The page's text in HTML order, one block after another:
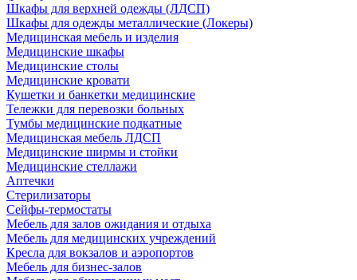
Шкафы для верхней одежды (ЛДСП)
Шкафы для одежды металлические (Локеры)
Медицинская мебель и изделия
Медицинские шкафы
Медицинские столы
Медицинские кровати
Кушетки и банкетки медицинские
Тележки для перевозки больных
Тумбы медицинские подкатные
Медицинская мебель ЛДСП
Медицинские ширмы и стойки
Медицинские стеллажи
Аптечки
Стерилизаторы
Сейфы-термостаты
Мебель для залов ожидания и отдыха
Мебель для медицинских учреждений
Кресла для вокзалов и аэропортов
Мебель для бизнес-залов